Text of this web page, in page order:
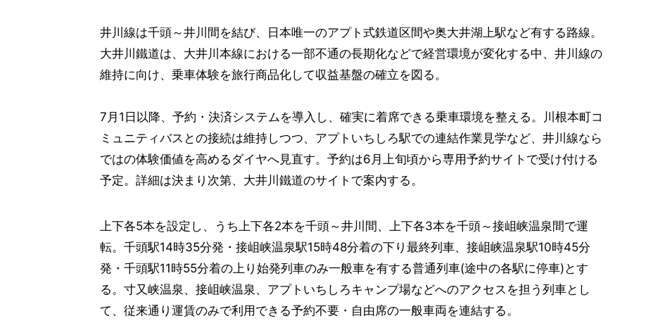
井川線は千頭～井川間を結び、日本唯一のアプト式鉄道区間や奥大井湖上駅など有する路線。
大井川鐵道は、大井川本線における一部不通の長期化などで経営環境が変化する中、井川線の
維持に向け、乗車体験を旅行商品化して収益基盤の確立を図る。
7月1日以降、予約・決済システムを導入し、確実に着席できる乗車環境を整える。川根本町コ
ミュニティバスとの接続は維持しつつ、アプトいちしろ駅での連結作業見学など、井川線なら
ではの体験価値を高めるダイヤへ見直す。予約は6月上旬頃から専用予約サイトで受け付ける
予定。詳細は決まり次第、大井川鐵道のサイトで案内する。
上下各5本を設定し、うち上下各2本を千頭～井川間、上下各3本を千頭～接岨峡温泉間で運
転。千頭駅14時35分発・接岨峡温泉駅15時48分着の下り最終列車、接岨峡温泉駅10時45分
発・千頭駅11時55分着の上り始発列車のみ一般車を有する普通列車(途中の各駅に停車)とす
る。寸又峡温泉、接岨峡温泉、アプトいちしろキャンプ場などへのアクセスを担う列車とし
て、従来通り運賃のみで利用できる予約不要・自由席の一般車両を連結する。